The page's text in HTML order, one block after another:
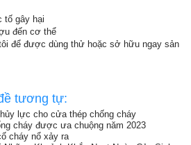
tố gây hại
đến cơ thể
để được dùng thử hoặc sở hữu ngay sản
tương tự:
lực cho cửa thép chống cháy
cháy được ưa chuộng năm 2023
cháy nổ xảy ra